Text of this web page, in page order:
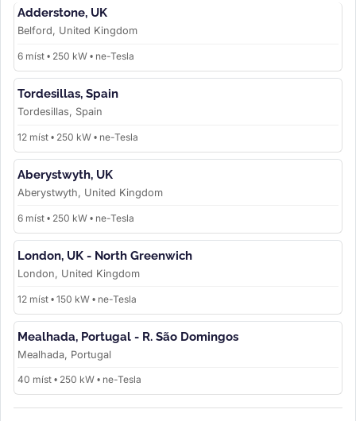
Adderstone, UK
Belford, United Kingdom
6 míst • 250 kW • ne-Tesla
Tordesillas, Spain
Tordesillas, Spain
12 míst • 250 kW • ne-Tesla
Aberystwyth, UK
Aberystwyth, United Kingdom
6 míst • 250 kW • ne-Tesla
London, UK - North Greenwich
London, United Kingdom
12 míst • 150 kW • ne-Tesla
Mealhada, Portugal - R. São Domingos
Mealhada, Portugal
40 míst • 250 kW • ne-Tesla